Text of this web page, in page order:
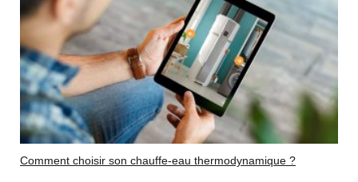
Comment choisir son chauffe-eau thermodynamique ?